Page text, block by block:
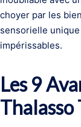
choyer par les
sensorielle
impérissables.
Les 9
Thalasso